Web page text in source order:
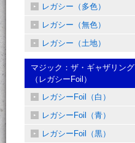
レガシー（多色）
レガシー（無色）
レガシー（土地）
マジック：ザ・ギャザリング
（レガシーFoil）
レガシーFoil（白）
レガシーFoil（青）
レガシーFoil（黒）